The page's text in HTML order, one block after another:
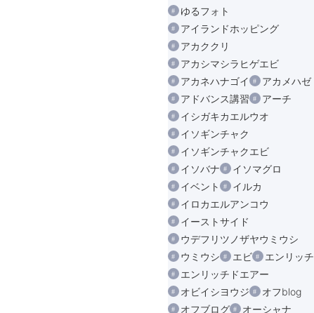
ゆるフォト
アイランドホッピング
アカククリ
アカシマシラヒゲエビ
アカネハナゴイ
アカメハゼ
アドバンス講習
アーチ
イシガキカエルウオ
イソギンチャク
イソギンチャクエビ
イソバナ
イソマグロ
イベント
イルカ
イロカエルアンコウ
イーストサイド
ウデフリツノザヤウミウシ
ウミウシ
エビ
エンリッチ
エンリッチドエアー
オビイシヨウジ
オフblog
オフブログ
オーシャナ